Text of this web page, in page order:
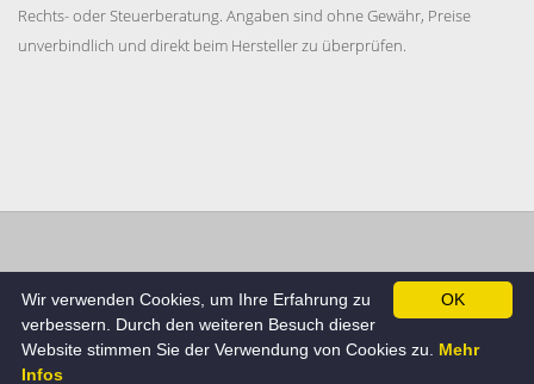
Rechts- oder Steuerberatung. Angaben sind ohne Gewähr, Preise
unverbindlich und direkt beim Hersteller zu überprüfen.
AGB
Cookie
Richtlinie
© Hausbau24.de , Alle Rechte beim Betreiber.
OK
Wir verwenden Cookies, um Ihre Erfahrung zu
verbessern. Durch den weiteren Besuch dieser
Website stimmen Sie der Verwendung von Cookies zu. Mehr
Infos